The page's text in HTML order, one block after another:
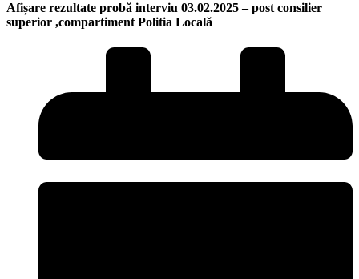
Afișare rezultate probă interviu 03.02.2025 – post consilier
superior ,compartiment Politia Locală